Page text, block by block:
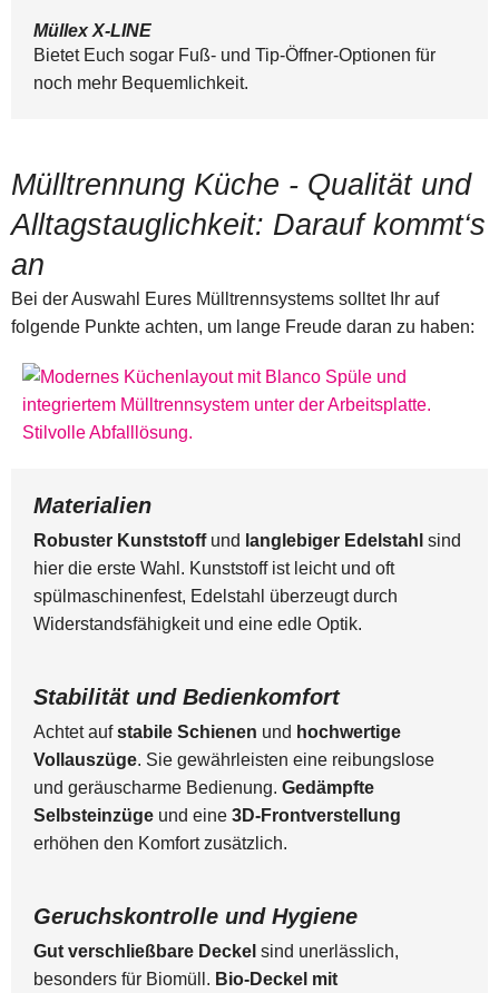
Müllex X-LINE
Bietet Euch sogar Fuß- und Tip-Öffner-Optionen für
noch mehr Bequemlichkeit.
Mülltrennung Küche - Qualität und
Alltagstauglichkeit: Darauf kommt‘s
an
Bei der Auswahl Eures Mülltrennsystems solltet Ihr auf
folgende Punkte achten, um lange Freude daran zu haben:
Materialien
Robuster Kunststoffund langlebiger Edelstahl sind
hier die erste Wahl. Kunststoff ist leicht und oft
spülmaschinenfest, Edelstahl überzeugt durch
Widerstandsfähigkeit und eine edle Optik.
Stabilität und Bedienkomfort
Achtet aufstabile Schienen und hochwertige
Vollauszüge. Sie gewährleisten eine reibungslose
und geräuscharme Bedienung. Gedämpfte
Selbsteinzüge und eine 3D-Frontverstellung
erhöhen den Komfort zusätzlich.
Geruchskontrolle und Hygiene
Gut verschließbare Deckel sind unerlässlich,
besonders für Biomüll. Bio-Deckel mit